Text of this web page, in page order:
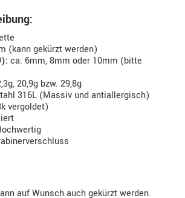
(kann gekürzt werden)
ca. 6mm, 8mm oder 10mm (bitte
20,9g bzw. 29,8g
316L (Massiv und antiallergisch)
vergoldet)
auf Wunsch auch gekürzt werden.